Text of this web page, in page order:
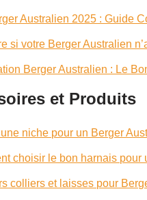
Australien 2025 : Guide
si votre Berger Australien
Berger Australien : Le
et Produits
niche pour un Berger
choisir le bon harnais pour
colliers et laisses pour